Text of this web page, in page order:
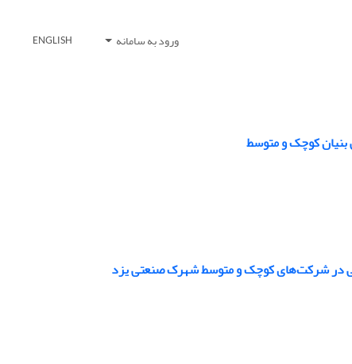
ورود به سامانه ENGLISH
بنیان کوچک و متوسط